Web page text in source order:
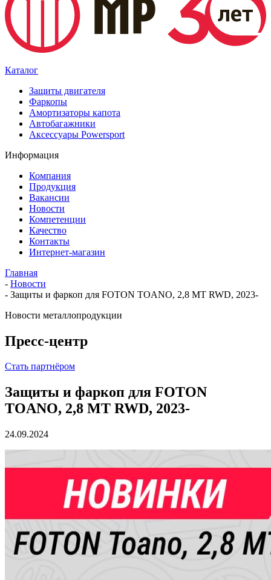
Каталог
Защиты двигателя
Фаркопы
Амортизаторы капота
Автобагажники
Аксессуары Powersport
Информация
Компания
Продукция
Вакансии
Новости
Компетенции
Качество
Контакты
Интернет-магазин
Главная
- Новости
- Защиты и фаркоп для FOTON TOANO, 2,8 MT RWD, 2023-
Новости металлопродукции
Пресс-центр
Стать партнёром
Защиты и фаркоп для FOTON
TOANO, 2,8 MT RWD, 2023-
24.09.2024